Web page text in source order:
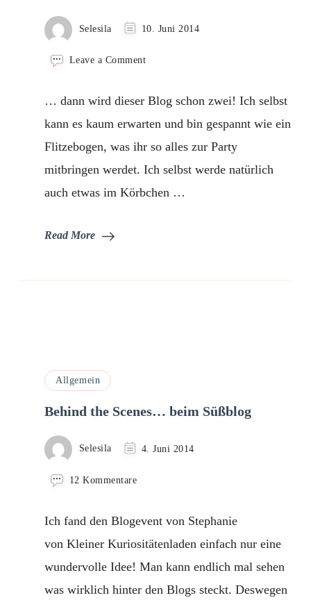
Selesila 10. Juni 2014
Leave a Commenton
wenige
… dann wird dieser Blog schon zwei! Ich selbst
kann es kaum erwarten und bin gespannt wie ein
Flitzebogen, was ihr so alles zur Party
mitbringen werdet. Ich selbst werde natürlich
auch etwas im Körbchen …
Read More
Allgemein
Behind the Scenes… beim Süßblog
Selesila 4. Juni 2014
12 Kommentarezu
Scenes…
beim
Ich fand den Blogevent von Stephanie
von Kleiner Kuriositätenladen einfach nur eine
wundervolle Idee! Man kann endlich mal sehen
was wirklich hinter den Blogs steckt. Deswegen